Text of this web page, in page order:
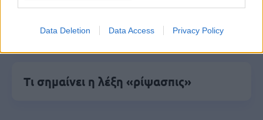
Data Deletion Data Access Privacy Policy
εργασίας με απολυτήριο γυμνασίου
Τι σημαίνει η λέξη «ρίψασπις»